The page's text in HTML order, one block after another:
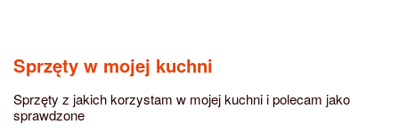
Sprzęty w mojej kuchni
Sprzęty z jakich korzystam w mojej kuchni i polecam jako
sprawdzone